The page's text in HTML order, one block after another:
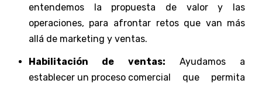
entendemos la propuesta de valor y las
operaciones, para afrontar retos que van más
allá de marketing y ventas.
Habilitación de ventas: Ayudamos a
establecer un proceso comercial que permita